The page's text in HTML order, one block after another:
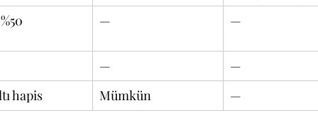
— —
—
—
hapis
Mümkün
—